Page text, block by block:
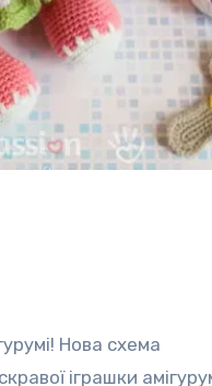
іграшки